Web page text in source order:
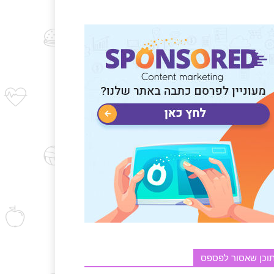
שאסור לפספס